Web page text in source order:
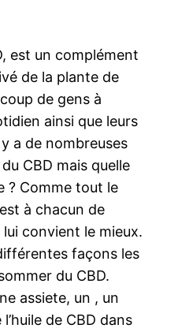
est un complément
de la plante de
de gens à
ainsi que leurs
a de nombreuses
CBD mais quelle
? Comme tout le
à chacun de
convient le mieux.
façons les
du CBD.
assiete, un , un
de CBD dans